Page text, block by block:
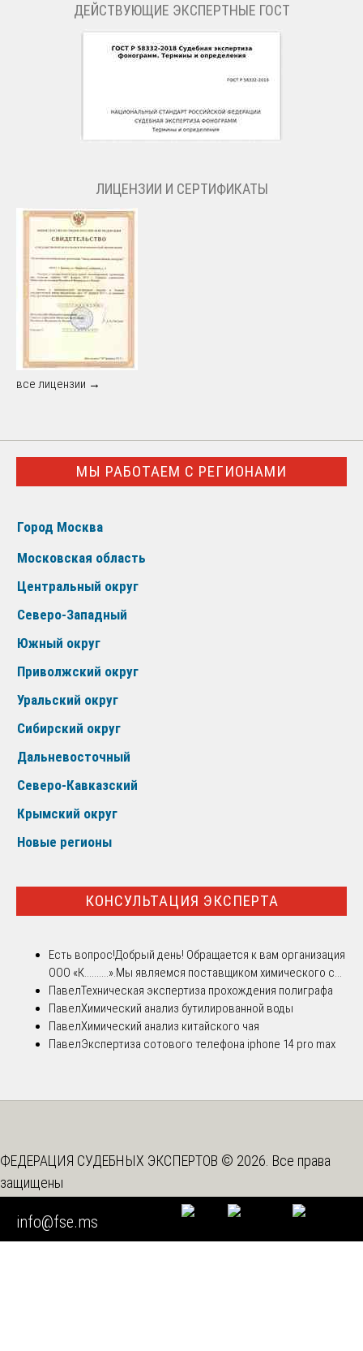
ДЕЙСТВУЮЩИЕ ЭКСПЕРТНЫЕ ГОСТ
ЛИЦЕНЗИИ И СЕРТИФИКАТЫ
все лицензии →
МЫ РАБОТАЕМ С РЕГИОНАМИ
Город Москва
Московская область
Центральный округ
Северо-Западный
Южный округ
Приволжский округ
Уральский округ
Сибирский округ
Дальневосточный
Северо-Кавказский
Крымский округ
Новые регионы
КОНСУЛЬТАЦИЯ ЭКСПЕРТА
Есть вопрос!Добрый день! Обращается к вам организация
ООО «К..........».Мы являемся поставщиком химического с...
ПавелТехническая экспертиза прохождения полиграфа
ПавелХимический анализ бутилированной воды
ПавелХимический анализ китайского чая
ПавелЭкспертиза сотового телефона iphone 14 pro max
ФЕДЕРАЦИЯ СУДЕБНЫХ ЭКСПЕРТОВ © 2026. Все права
защищены
Союз "Федерация Судебных
Экспертов"
info@fse.ms